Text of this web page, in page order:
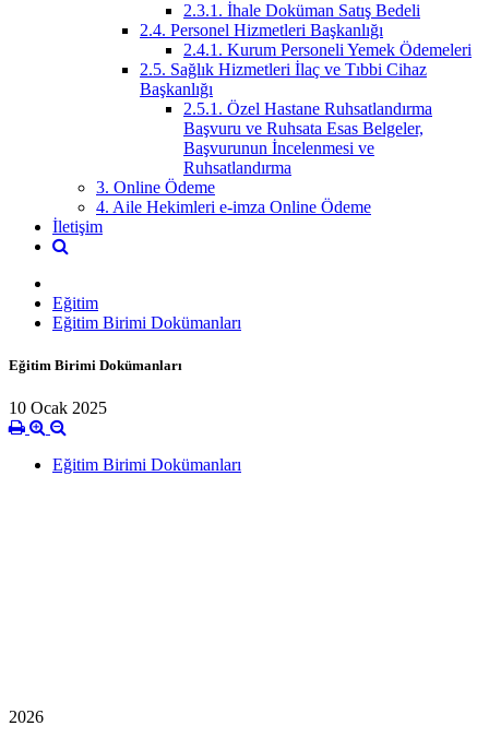
2.3.1. İhale Doküman Satış Bedeli
2.4. Personel Hizmetleri Başkanlığı
2.4.1. Kurum Personeli Yemek Ödemeleri
2.5. Sağlık Hizmetleri İlaç ve Tıbbi Cihaz
Başkanlığı
2.5.1. Özel Hastane Ruhsatlandırma
Başvuru ve Ruhsata Esas Belgeler,
Başvurunun İncelenmesi ve
Ruhsatlandırma
3. Online Ödeme
4. Aile Hekimleri e-imza Online Ödeme
İletişim
Eğitim
Eğitim Birimi Dokümanları
Eğitim Birimi Dokümanları
10 Ocak 2025
Eğitim Birimi Dokümanları
2026